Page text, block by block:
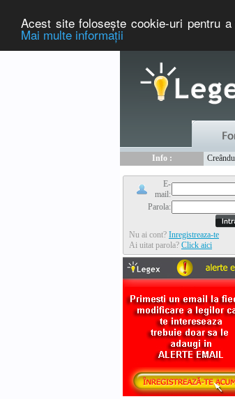
Acest site foloseşte cookie-uri pentru
Mai multe informaţii
Info :
E-
mail:
Parola:
Nu ai cont? Inregistreaza-te
Ai uitat parola? Click aici